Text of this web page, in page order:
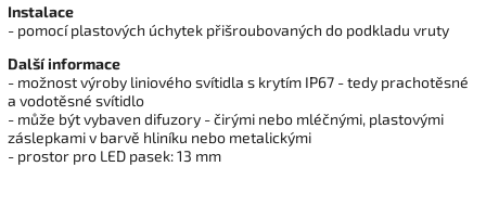
Instalace
- pomocí plastových úchytek přišroubovaných do podkladu vruty
Další informace
- možnost výroby liniového svítidla s krytím IP67 - tedy prachotěsné
a vodotěsné svítidlo
- může být vybaven difuzory - čirými nebo mléčnými, plastovými
záslepkami v barvě hliníku nebo metalickými
- prostor pro LED pasek: 13 mm